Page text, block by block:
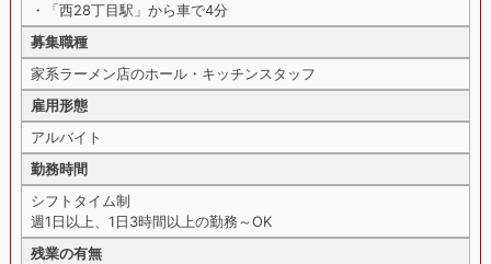
・「西28丁目駅」から車で4分
募集職種
家系ラーメン店のホール・キッチンスタッフ
雇用形態
アルバイト
勤務時間
シフトタイム制
週1日以上、1日3時間以上の勤務～OK
残業の有無